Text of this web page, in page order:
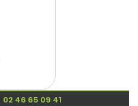
02 46 65 09 41